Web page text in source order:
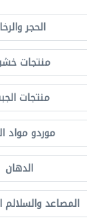
الحجر
منتجات
منتجات
موردو مواد
الدهان
المصاعد والسلالم